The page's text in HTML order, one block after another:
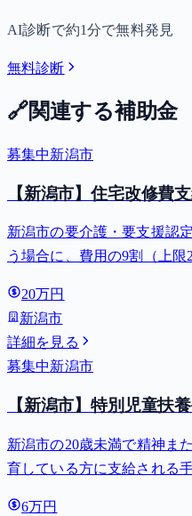
AI診断で約1分で無料発見
無料診断
🔗関連する補助金
募集中新潟市
【新潟市】住宅改修費
新潟市の要介護・要支援認
う場合に、費用の9割（上限
20万円
新潟市
詳細を見る
募集中新潟市
【新潟市】特別児童扶
新潟市の20歳未満で精神ま
育している方に支給される
6万円